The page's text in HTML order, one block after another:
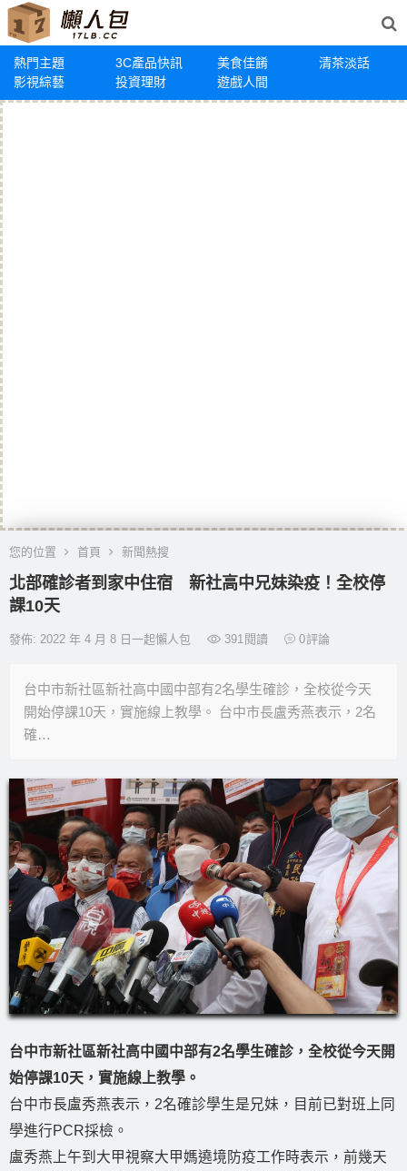
熱門主題 3C產品快訊 美食佳餚
清茶淡話
影視綜藝
投資理財 遊戲人間
您的位置 首頁 新聞熱搜
北部確診者到家中住宿 新社高中兄妹染疫！全校停
課10天
發佈: 2022 年 4 月 8 日一起懶人包 391 閱讀 0評論
台中市新社區新社高中國中部有2名學生確診，全校從今天
開始停課10天，實施線上教學。 台中市長盧秀燕表示，2名
確…
台中市新社區新社高中國中部有2名學生確診，全校從今天開
始停課10天，實施線上教學。
台中市長盧秀燕表示，2名確診學生是兄妹，目前已對班上同
學進行PCR採檢。
盧秀燕上午到大甲視察大甲媽遶境防疫工作時表示，前幾天